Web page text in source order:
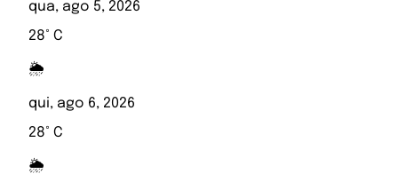
qua, ago 5, 2026
28° C
🌦️
qui, ago 6, 2026
28° C
🌦️